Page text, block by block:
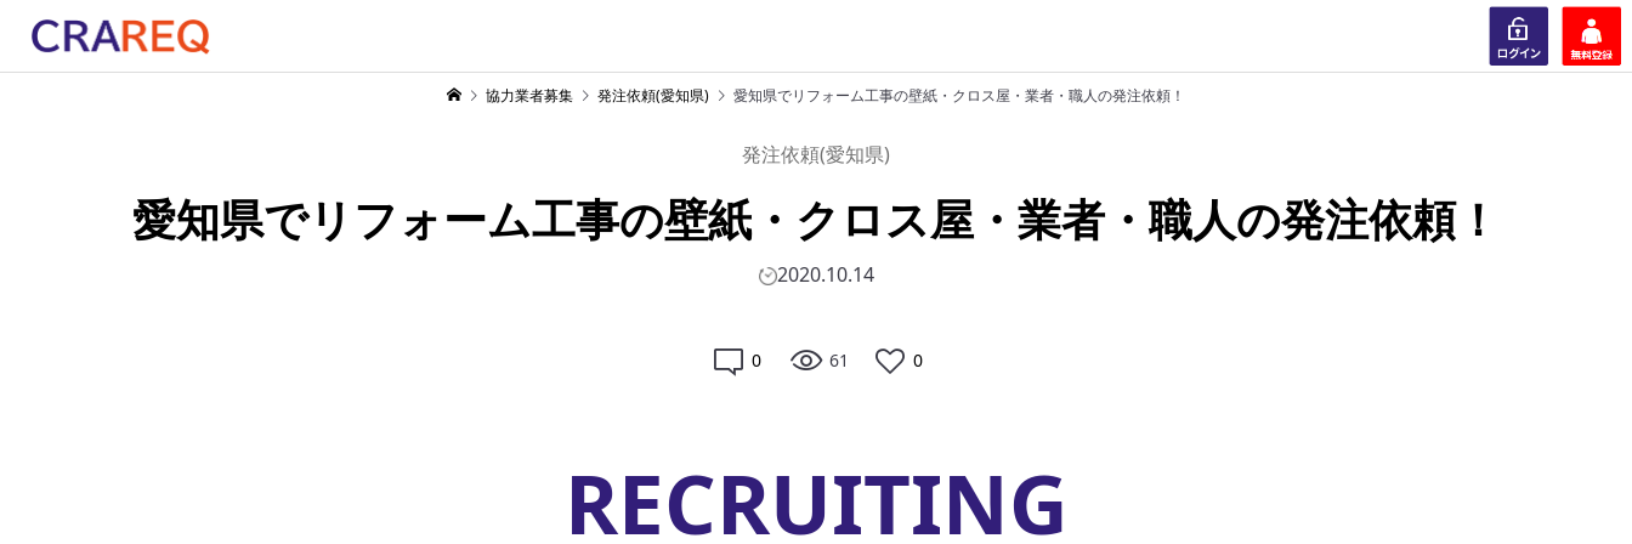
協力業者募集 発注依頼(愛知県) 愛知県でリフォーム工事の壁紙・クロス屋・業者・職人の発注依頼！
発注依頼(愛知県)
愛知県でリフォーム工事の壁紙・クロス屋・業者・職人の発注依頼！
2020.10.14
0 61 0
RECRUITING